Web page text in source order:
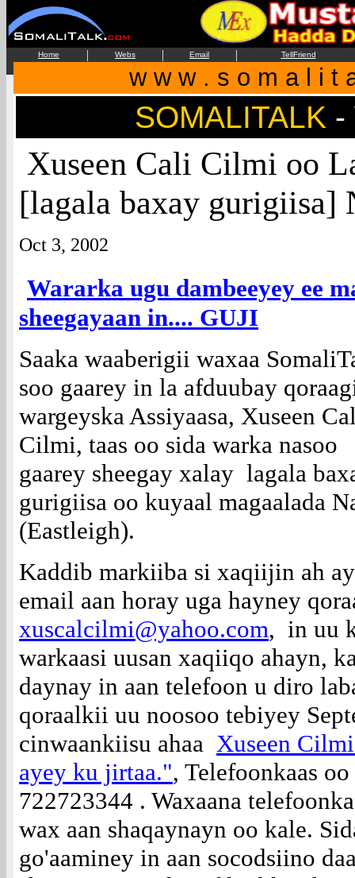
Home | Webs | Email | TellFriend
w w w . s o m a l i t
SOMALITALK -
Xuseen Cali Cilmi oo
[lagala baxay gurigiisa]
Oct 3, 2002
Wararka ugu dambeeyey ee
sheegayaan in.... GUJI
Saaka waaberigii waxaa
soo gaarey in la afduubay
wargeyska Assiyaasa, Xuseen
Cilmi, taas oo sida warka nasoo
gaarey sheegay xalay lagala
gurigiisa oo kuyaal magaalada
(Eastleigh).
Kaddib markiiba si xaqiijin ah
email aan horay uga hayney
xuscalcilmi@yahoo.com, in uu
warkaasi uusan xaqiiqo ahayn,
daynay in aan telefoon u diro
qoraalkii uu noosoo tebiyey
cinwaankiisu ahaa Xuseen
ayey ku jirtaa.", Telefoonkaas
722723344 . Waxaana
wax aan shaqaynayn oo kale.
go'aaminey in aan socodsiino